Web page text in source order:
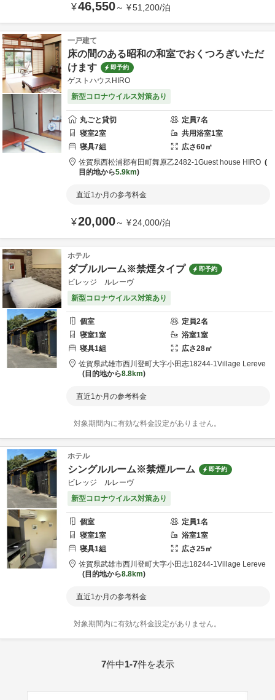
¥46,550～ ¥51,200/泊
一戸建て
床の間のある昭和の和室でおくつろぎいただ
けます
即予約
ゲストハウスHIRO
新型コロナウイルス対策あり
丸ごと貸切 定員7名
寝室2室 共用浴室1室
寝具7組 広さ60㎡
佐賀県西松浦郡有田町舞原乙2482-1Guest house HIRO
目的地から5.9km
直近1か月の参考料金
¥20,000～ ¥24,000/泊
ホテル
ダブルルーム※禁煙タイプ 即予約
ビレッジ ルレーヴ
新型コロナウイルス対策あり
個室 定員2名
寝室1室 浴室1室
寝具1組 広さ28㎡
佐賀県武雄市西川登町大字小田志18244-1Village Lereve
目的地から8.8km
直近1か月の参考料金
対象期間内に有効な料金設定がありません。
ホテル
シングルルーム※禁煙ルーム 即予約
ビレッジ ルレーヴ
新型コロナウイルス対策あり
個室 定員1名
寝室1室 浴室1室
寝具1組 広さ25㎡
佐賀県武雄市西川登町大字小田志18244-1Village Lereve
目的地から8.8km
直近1か月の参考料金
対象期間内に有効な料金設定がありません。
7件中1-7件を表示